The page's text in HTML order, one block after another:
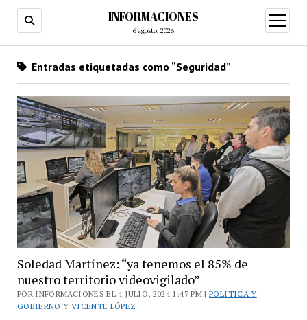
INFORMACIONES
6 agosto, 2026
abrir
menú
Entradas etiquetadas como “Seguridad”
Soledad Martínez: “ya tenemos el 85% de
nuestro territorio videovigilado”
POR INFORMACIONES EL 4 JULIO, 2024 1:47 PM |POLÍTICA Y
GOBIERNO Y VICENTE LÓPEZ